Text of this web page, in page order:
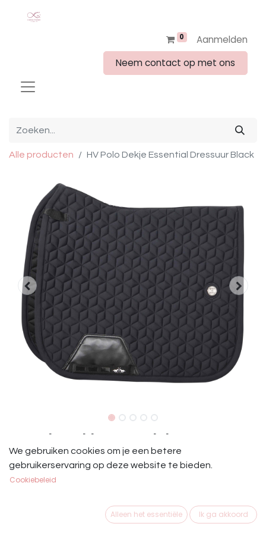
0
Aanmelden
Neem contact op met ons
Alle producten HV Polo Dekje Essential Dressuur Black
HV Polo Dekje Essential Dressuur
Black
HVP Essential Dekje Dressuur Full Black
Dit product is niet meer beschikbaar.
We gebruiken cookies om je een betere
gebruikerservaring op deze website te bieden.
Cookiebeleid
Alleen het essentiële Ik ga akkoord